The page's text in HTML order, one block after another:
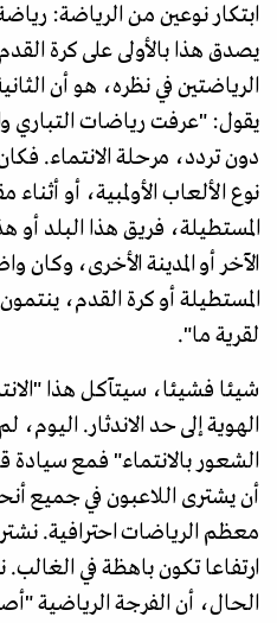
ابتكار نوعين من الرياضة:
يصدق هذا بالأولى على كرة
الرياضتين في نظره، هو أن
يقول: "عرفت رياضات التباري
دون تردد، مرحلة الانتماء.
نوع الألعاب الأولمبية، أو أثناء
المستطيلة، فريق هذا البلد أو
الآخر أو المدينة الأخرى، وكان
المستطيلة أو كرة القدم،
لقرية ما".
شيئا فشيئا، سيتآكل هذا
الهوية إلى حد الاندثار.
الشعور بالانتماء" فمع
أن يشترى اللاعبون في جميع
معظم الرياضات احترافية.
ارتفاعا تكون باهظة في
الحال، أن الفرجة الرياضية